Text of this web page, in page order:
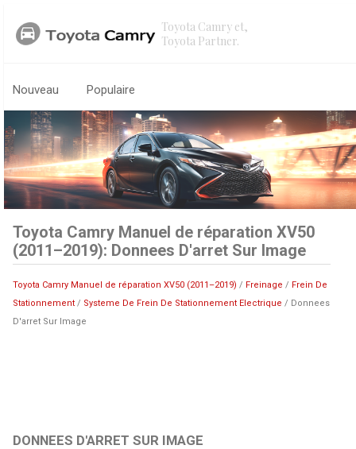
Toyota Camry et,
Toyota Partner.
Nouveau Populaire
Toyota Camry Manuel de réparation XV50
(2011–2019): Donnees D'arret Sur Image
Toyota Camry Manuel de réparation XV50 (2011–2019) / Freinage / Frein De
Stationnement / Systeme De Frein De Stationnement Electrique / Donnees
D'arret Sur Image
DONNEES D'ARRET SUR IMAGE